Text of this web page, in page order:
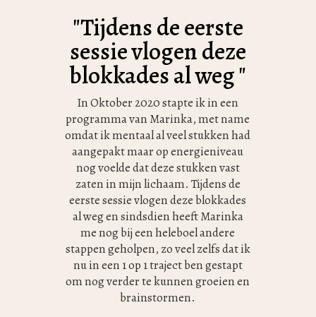
"Tijdens de eerste
sessie vlogen deze
blokkades al weg "
In Oktober 2020 stapte ik in een
programma van Marinka, met name
omdat ik mentaal al veel stukken had
aangepakt maar op energieniveau
nog voelde dat deze stukken vast
zaten in mijn lichaam. Tijdens de
eerste sessie vlogen deze blokkades
al weg en sindsdien heeft Marinka
me nog bij een heleboel andere
stappen geholpen, zo veel zelfs dat ik
nu in een 1 op 1 traject ben gestapt
om nog verder te kunnen groeien en
brainstormen.